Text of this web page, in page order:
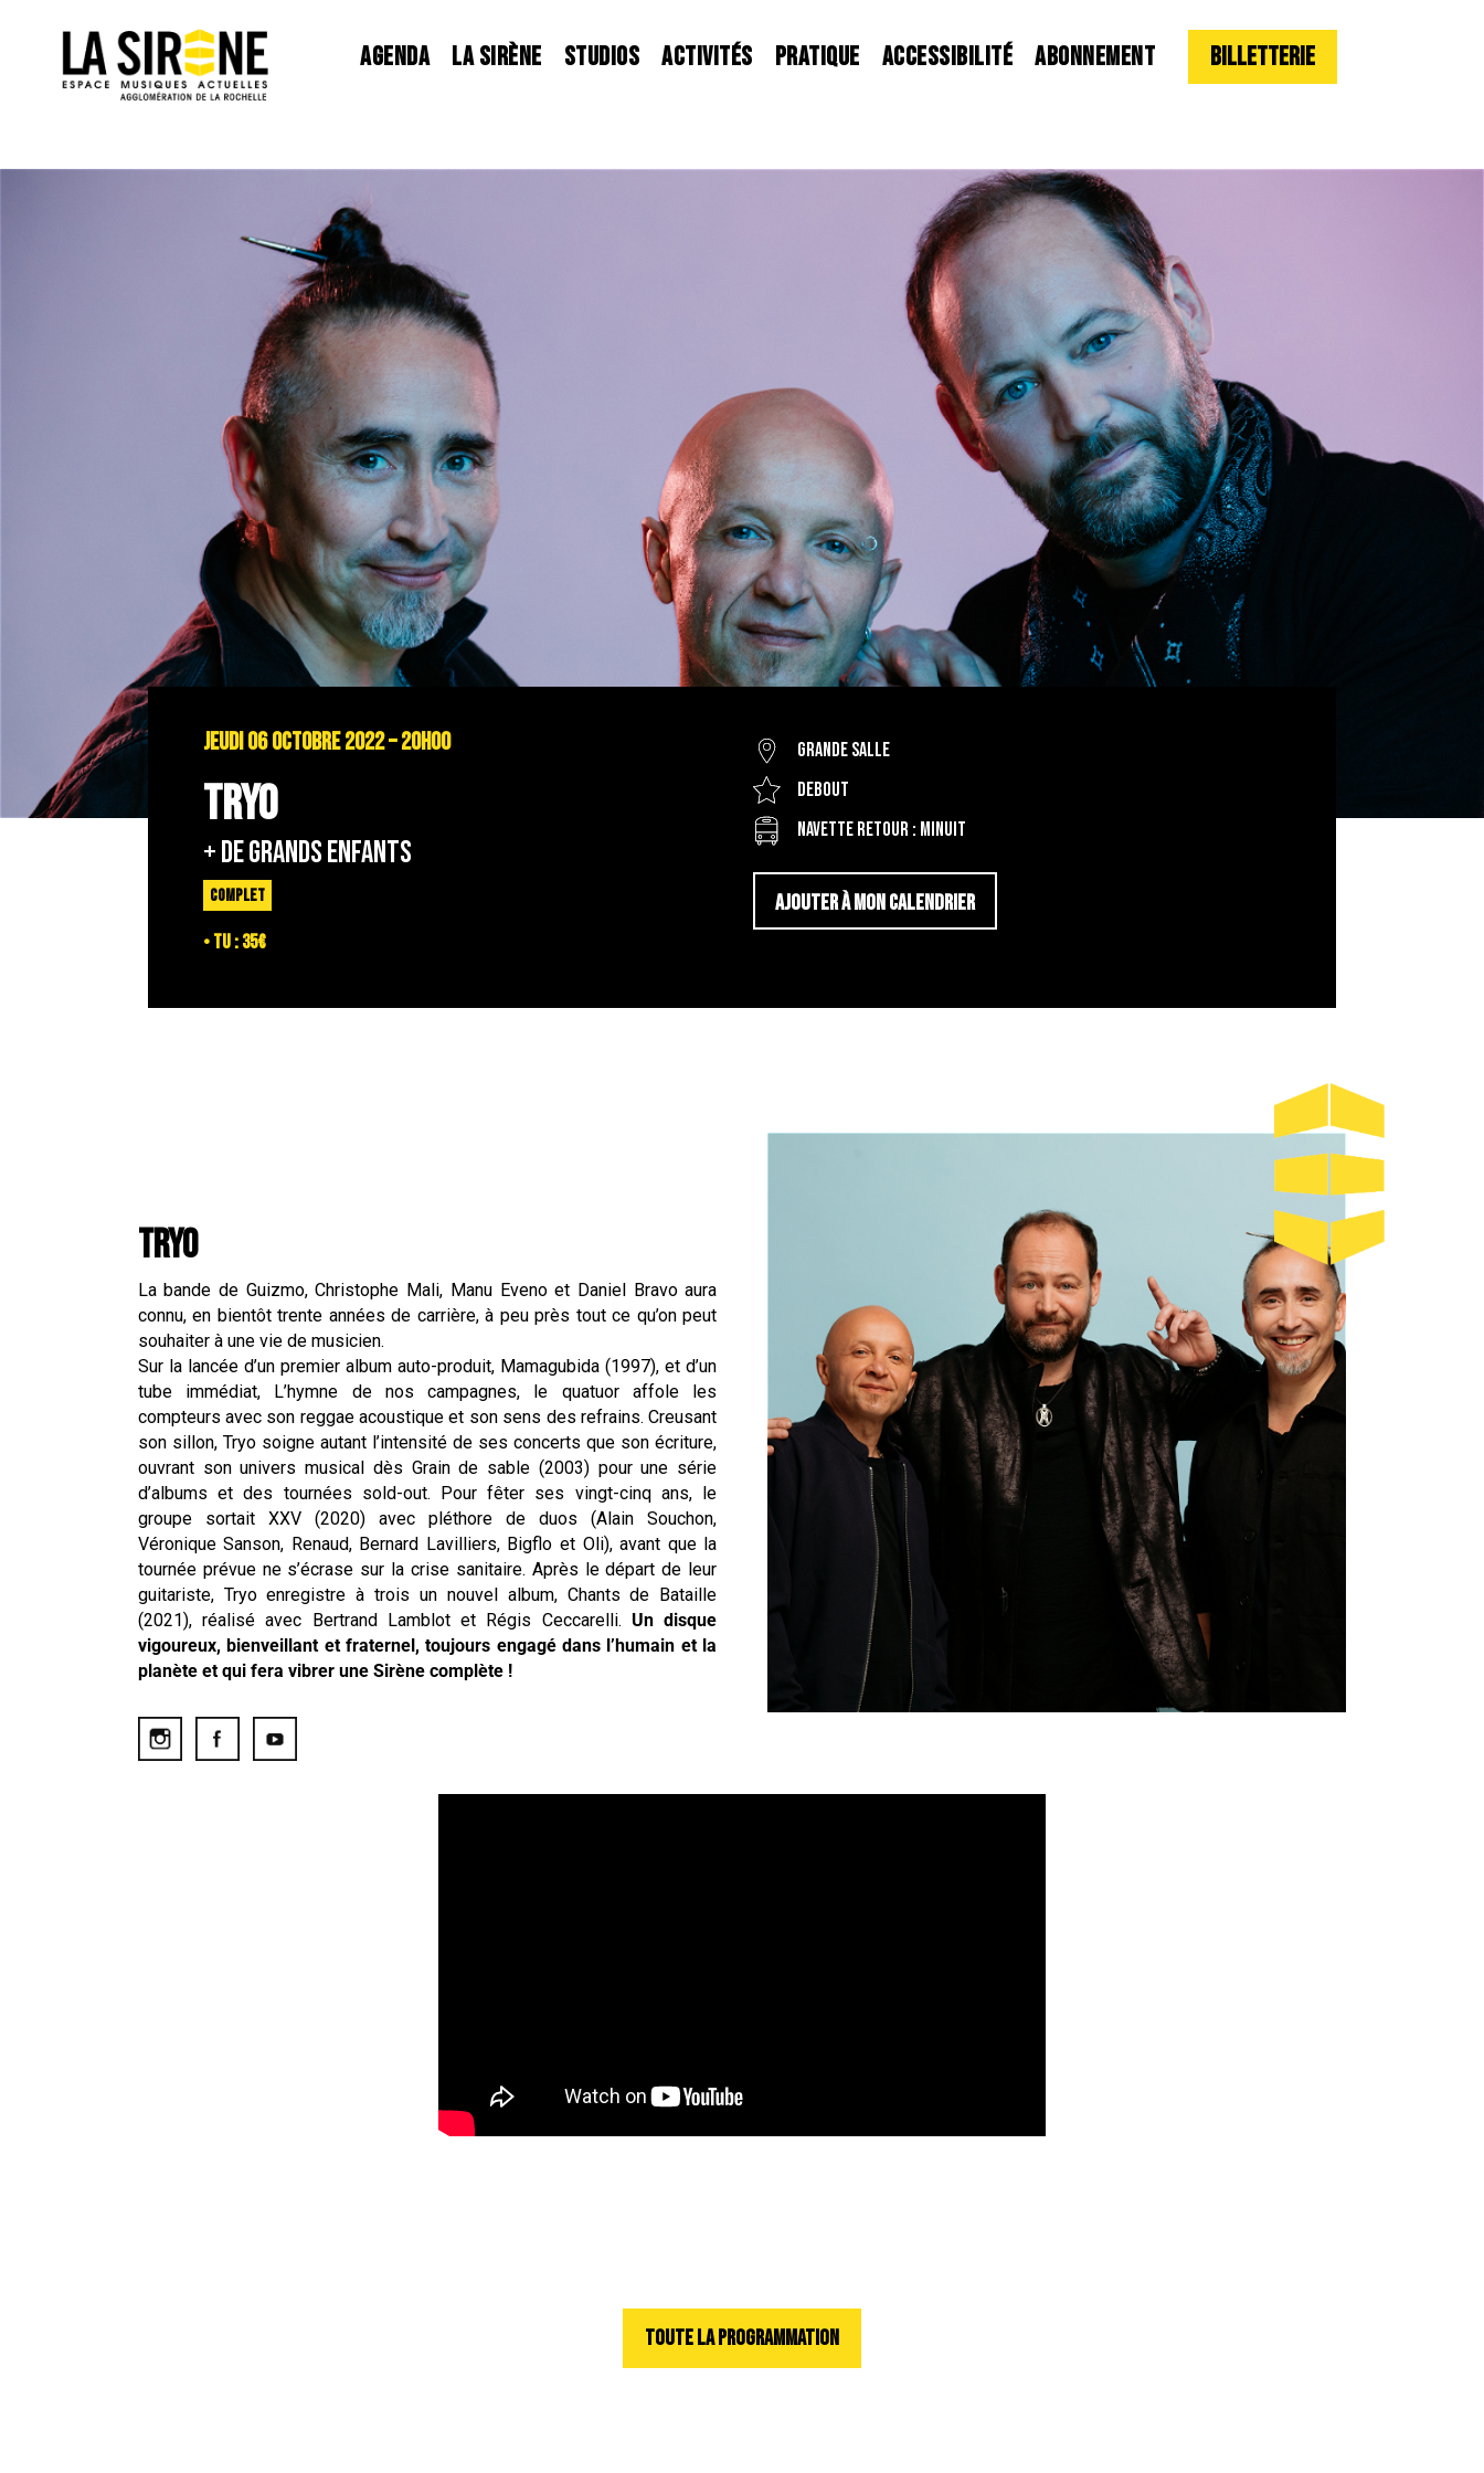
AGENDA LA SIRÈNE STUDIOS ACTIVITÉS PRATIQUE ACCESSIBILITÉ ABONNEMENT Billetterie
JEUDI 06 OCTOBRE 2022 – 20H00
TRYO
+ De Grands Enfants
COMPLET
• TU : 35€
Grande salle
Debout
Navette retour : MINUIT
AJOUTER À MON CALENDRIER
TRYO
La bande de Guizmo, Christophe Mali, Manu Eveno et Daniel Bravo aura
connu, en bientôt trente années de carrière, à peu près tout ce qu’on peut
souhaiter à une vie de musicien.
Sur la lancée d’un premier album auto-produit, Mamagubida (1997), et d’un
tube immédiat, L’hymne de nos campagnes, le quatuor affole les
compteurs avec son reggae acoustique et son sens des refrains. Creusant
son sillon, Tryo soigne autant l’intensité de ses concerts que son écriture,
ouvrant son univers musical dès Grain de sable (2003) pour une série
d’albums et des tournées sold-out. Pour fêter ses vingt-cinq ans, le
groupe sortait XXV (2020) avec pléthore de duos (Alain Souchon,
Véronique Sanson, Renaud, Bernard Lavilliers, Bigflo et Oli), avant que la
tournée prévue ne s’écrase sur la crise sanitaire. Après le départ de leur
guitariste, Tryo enregistre à trois un nouvel album, Chants de Bataille
(2021), réalisé avec Bertrand Lamblot et Régis Ceccarelli. Un disque
vigoureux, bienveillant et fraternel, toujours engagé dans l’humain et la
planète et qui fera vibrer une Sirène complète !
TOUTE LA PROGRAMMATION